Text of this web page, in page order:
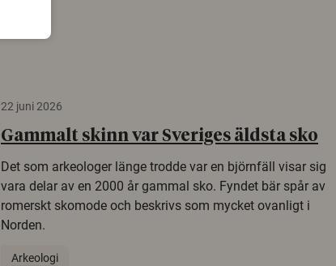
22 juni 2026
Gammalt skinn var Sveriges äldsta sko
Det som arkeologer länge trodde var en björnfäll visar sig
vara delar av en 2000 år gammal sko. Fyndet bär spår av
romerskt skomode och beskrivs som mycket ovanligt i
Norden.
Arkeologi